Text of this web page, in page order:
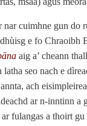
nar cuimhne gun do
e fo Chraoibh
aig a’ cheann
latha seo nach e
ach
ar n‑inntinn a
ar fulangas a thoirt